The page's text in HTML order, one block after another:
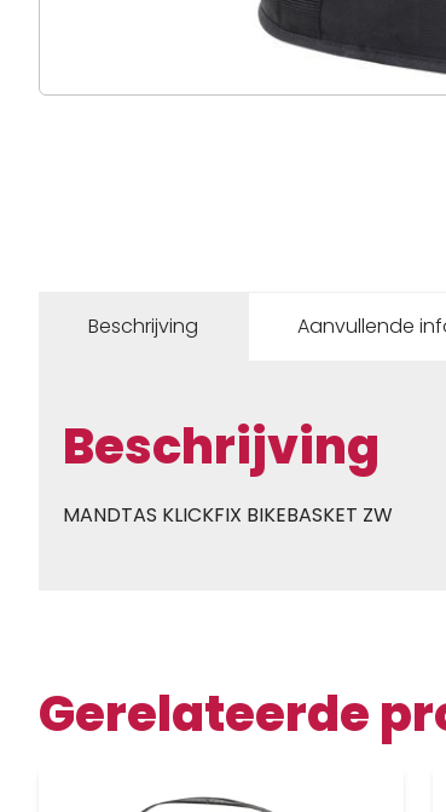
Beschrijving Aanvullende
Beschrijving
MANDTAS KLICKFIX BIKEBASKET ZW
Gerelateerde